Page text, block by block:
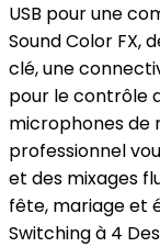
USB pour une
Sound Color FX,
clé, une
pour le contrôle
microphones de
professionnel
et des mixages
fête, mariage et
Switching à 4